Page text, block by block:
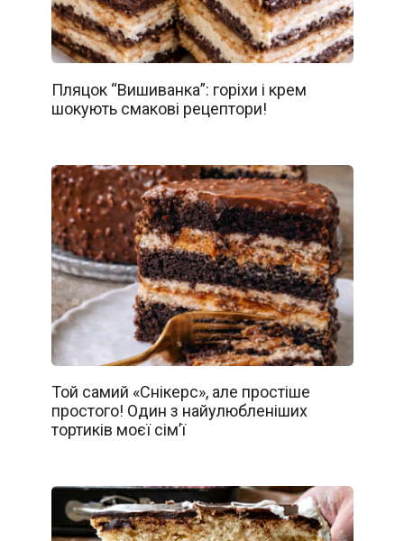
Пляцок “Вишиванка”: горіхи і крем
шокують смакові рецептори!
Той самий «Снікерс», але простіше
простого! Один з найулюбленіших
тортиків моєї сім’ї